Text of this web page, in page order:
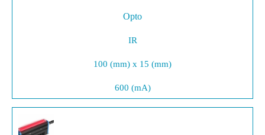
Opto
IR
100 (mm) x 15 (mm)
600 (mA)